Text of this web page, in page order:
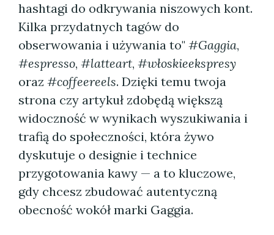
hashtagi do odkrywania niszowych kont.
Kilka przydatnych tagów do
obserwowania i używania to" #Gaggia,
#espresso, #latteart, #włoskieekspresy
oraz #coffeereels. Dzięki temu twoja
strona czy artykuł zdobędą większą
widoczność w wynikach wyszukiwania i
trafią do społeczności, która żywo
dyskutuje o designie i technice
przygotowania kawy — a to kluczowe,
gdy chcesz zbudować autentyczną
obecność wokół marki Gaggia.